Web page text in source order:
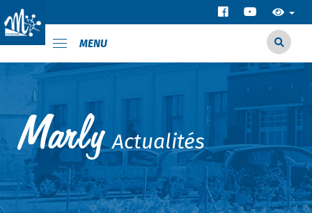
MENU
Actualités